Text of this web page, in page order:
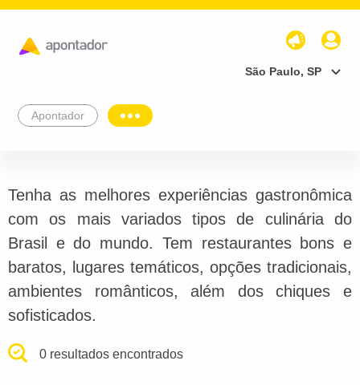
São Paulo, SP
Apontador
Tenha as melhores experiências gastronômica
com os mais variados tipos de culinária do
Brasil e do mundo. Tem restaurantes bons e
baratos, lugares temáticos, opções tradicionais,
ambientes românticos, além dos chiques e
sofisticados.
0 resultados encontrados